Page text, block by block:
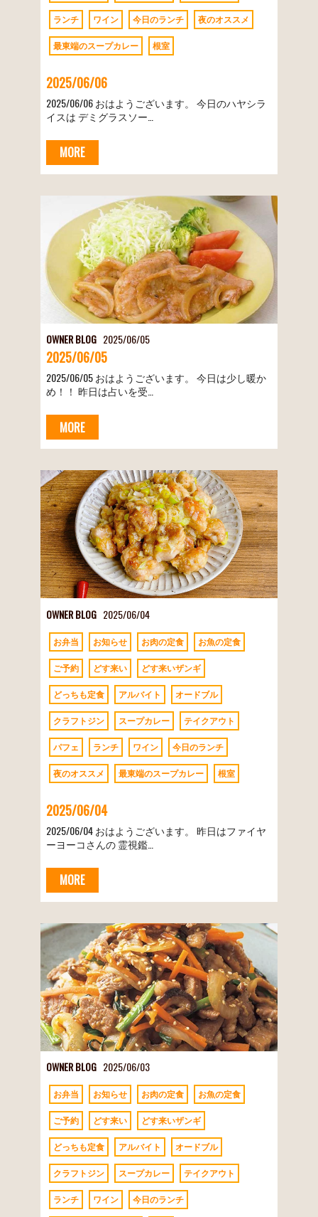
ランチ ワイン 今日のランチ 夜のオススメ
最東端のスープカレー 根室
2025/06/06
2025/06/06 おはようございます。 今日のハヤシラ
イスは デミグラスソー…
MORE
OWNER BLOG 2025/06/05
2025/06/05
2025/06/05 おはようございます。 今日は少し暖か
め！！ 昨日は占いを受…
MORE
OWNER BLOG 2025/06/04
お弁当 お知らせ お肉の定食 お魚の定食
ご予約 どす来い どす来いザンギ
どっちも定食 アルバイト オードブル
クラフトジン スープカレー テイクアウト
パフェ ランチ ワイン 今日のランチ
夜のオススメ 最東端のスープカレー 根室
2025/06/04
2025/06/04 おはようございます。 昨日はファイヤ
ーヨーコさんの 霊視鑑…
MORE
OWNER BLOG 2025/06/03
お弁当 お知らせ お肉の定食 お魚の定食
ご予約 どす来い どす来いザンギ
どっちも定食 アルバイト オードブル
クラフトジン スープカレー テイクアウト
ランチ ワイン 今日のランチ